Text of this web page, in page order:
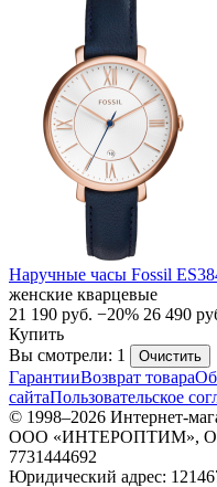
Наручные часы Fossil
женские кварцевые
21 190 руб. −20% 26 490
Купить
Вы смотрели: 1
Очистить
ГарантииВозврат товараОб
сайтаПользовательское
© 1998–2026 Интернет-
ООО «ИНТЕРОПТИМ»,
7731444692
Юридический адрес: